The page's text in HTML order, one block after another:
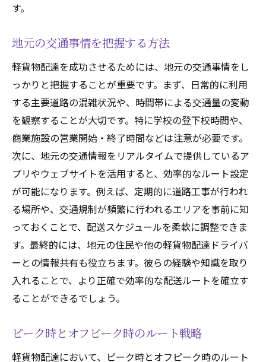
す。
地元の交通事情を把握する方法
軽貨物配達を成功させるためには、地元の交通事情をし
っかりと把握することが重要です。まず、日常的に利用
する主要道路の混雑状況や、時間帯による交通量の変動
を観察することが大切です。特に学校の登下校時間や、
商業施設の営業開始・終了時間などは注意が必要です。
次に、地元の交通情報をリアルタイムで提供しているア
プリやウェブサイトを活用すると、効率的なルート設定
が可能になります。例えば、定期的に道路工事が行われ
る場所や、交通規制が頻繁に行われるエリアを事前に知
っておくことで、配送スケジュールを柔軟に調整できま
す。最終的には、地元の住民や他の軽貨物配達ドライバ
ーとの情報共有も役立ちます。彼らの経験や知識を取り
入れることで、より正確で効率的な配送ルートを確立す
ることができるでしょう。
ピーク時とオフピーク時のルート戦略
軽貨物配達において、ピーク時とオフピーク時のルート